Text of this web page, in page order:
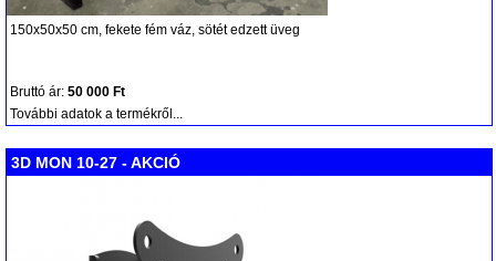
150x50x50 cm, fekete fém váz, sötét edzett üveg
Bruttó ár: 50 000 Ft
További adatok a termékről...
3D MON 10-27 - AKCIÓ